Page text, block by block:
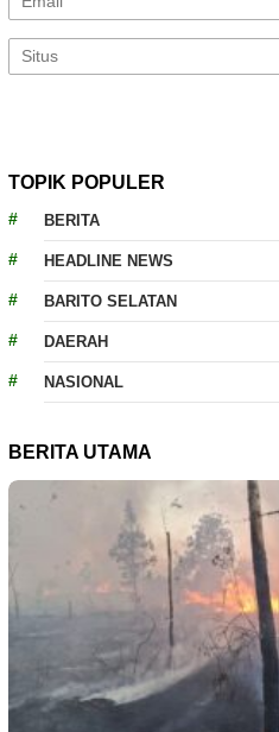
TOPIK POPULER
BERITA
HEADLINE NEWS
BARITO SELATAN
DAERAH
NASIONAL
BERITA UTAMA